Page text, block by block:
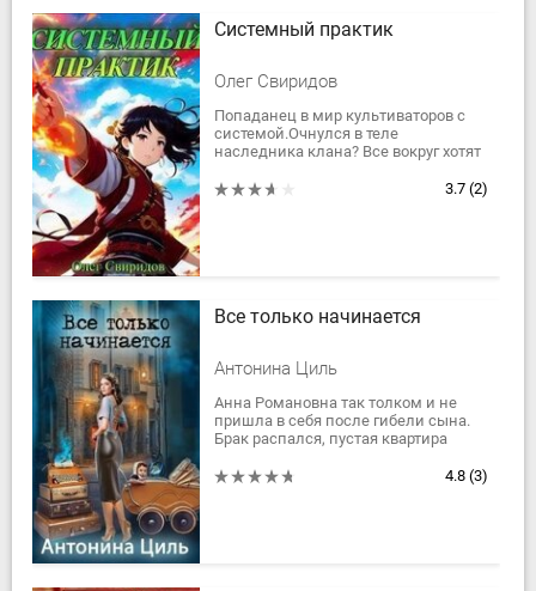
Системный практик
Олег Свиридов
Попаданец в мир культиваторов с
системой.Очнулся в теле
наследника клана? Все вокруг хотят
наплакал? Не проблема! Ведь
3.7 (2)
Все только начинается
Антонина Циль
Анна Романовна так толком и не
пришла в себя после гибели сына.
Брак распался, пустая квартира
Но странный предмет, о котором4.8 (3)